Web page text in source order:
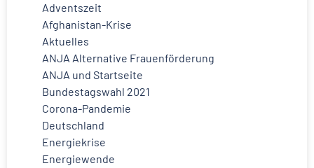
Adventszeit
Afghanistan-Krise
Aktuelles
ANJA Alternative Frauenförderung
ANJA und Startseite
Bundestagswahl 2021
Corona-Pandemie
Deutschland
Energiekrise
Energiewende